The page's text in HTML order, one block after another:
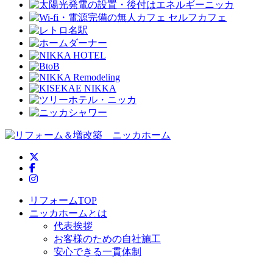
ニッカホーム公式Facebook
ニッカホーム公式Instagram
リフォームTOP
ニッカホームとは
代表挨拶
お客様のための自社施工
安心できる一貫体制